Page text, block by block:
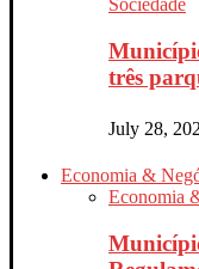
Sociedade
três
July 28,
Economia &
Economia